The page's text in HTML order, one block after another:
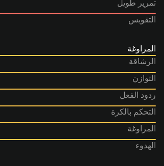
تمرير طويل
التقويس
المراوغة
الرشاقة
التوازن
ردود الفعل
التحكم بالكرة
المراوغة
الهدوء